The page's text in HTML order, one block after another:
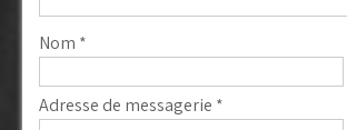
Nom *
Adresse de messagerie *